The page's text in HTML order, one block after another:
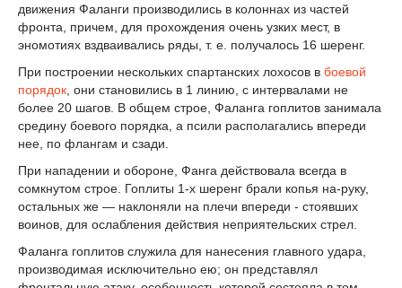
движения Фаланги производились в колоннах из частей
фронта, причем, для прохождения очень узких мест, в
эномотиях вздваивались ряды, т. е. получалось 16 шеренг.
При построении нескольких спартанских лохосов в боевой
порядок , они становились в 1 линию, с интервалами не
более 20 шагов. В общем строе, Фаланга гоплитов занимала
средину боевого порядка, а псили располагались впереди
нее, по флангам и сзади.
При нападении и обороне, Фанга действовала всегда в
сомкнутом строе. Гоплиты 1-х шеренг брали копья на-руку,
остальных же — наклоняли на плечи впереди - стоявших
воинов, для ослабления действия неприятельских стрел.
Фаланга гоплитов служила для нанесения главного удара,
производимая исключительно ею; он представлял